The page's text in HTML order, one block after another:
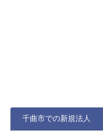
千曲市での新規法人